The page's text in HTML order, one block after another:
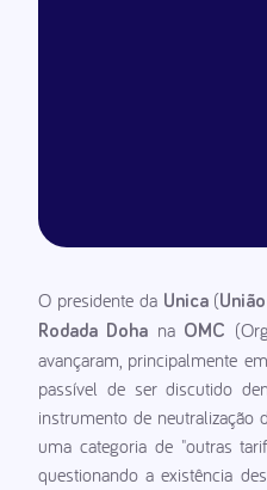
O presidente da Unica(
Rodada Doha na OMC
avançaram, principalmente
passível de ser discutido
instrumento de neutralização
uma categoria de "outras
questionando a existência